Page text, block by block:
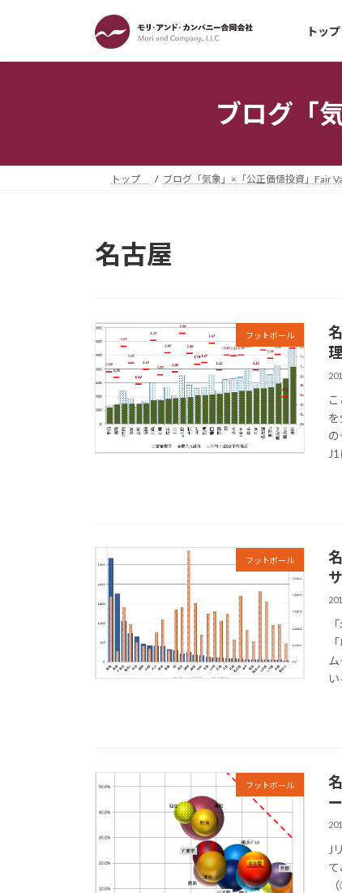
ッ
移
トップ
ブログ「
トップ ブログ「気象」×「公正価値投資」Fair
名古屋
フットボール
フットボール
フットボール
J